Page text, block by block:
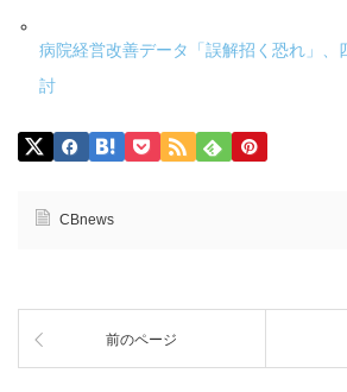
病院経営改善データ「誤解招く恐れ」、
討
CBnews
前のページ